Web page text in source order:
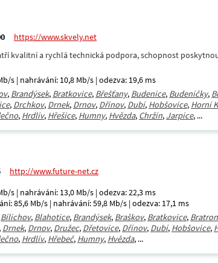
https://www.skvely.net
kvalitní a rychlá technická podpora, schopnost
s | nahrávání: 10,8 Mb/s | odezva: 19,6 ms
, Brandýsek, Bratkovice, Břešťany, Budenice, Budeničky,
, Drchkov, Drnek, Drnov, Dřínov, Dubí, Hobšovice, Horní
, Hrdlív, Hřešice, Humny, Hvězda, Chržín, Jarpice, ...
http://www.future-net.cz
s | nahrávání: 13,0 Mb/s | odezva: 22,3 ms
85,6 Mb/s | nahrávání: 59,8 Mb/s | odezva: 17,1 ms
Bílichov, Blahotice, Brandýsek, Braškov, Bratkovice,
Drnek, Drnov, Družec, Dřetovice, Dřínov, Dubí, Hobšovice,
, Hrdlív, Hřebeč, Humny, Hvězda, ...